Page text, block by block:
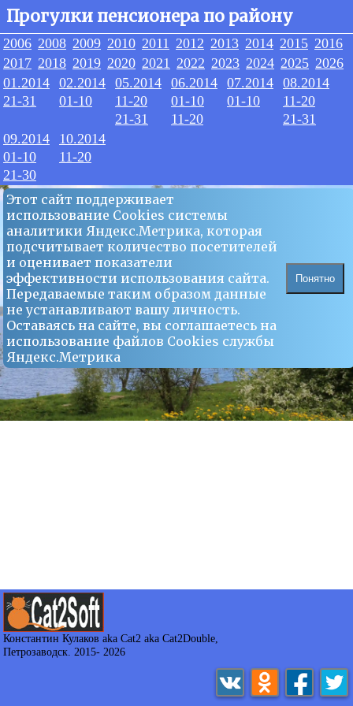
Прогулки пенсионера по району
2006 2008 2009 2010 2011 2012 2013 2014 2015 2016
2017 2018 2019 2020 2021 2022 2023 2024 2025 2026
01.2014
21-31
02.2014
01-10
05.2014
11-20
21-31
06.2014
01-10
11-20
07.2014
01-10
08.2014
11-20
21-31
09.2014
01-10
21-30
10.2014
11-20
Этот сайт поддерживает
использование Сookies системы
аналитики Яндекс.Метрика, которая
подсчитывает количество посетителей
и оценивает показатели
эффективности использования сайта.
Передаваемые таким образом данные
не устанавливают вашу личность.
Оставаясь на сайте, вы соглашаетесь на
использование файлов Сookies службы
Яндекс.Метрика
Понятно
Константин Кулаков aka Cat2 aka Cat2Double
Петрозаводск. 2015- 2026